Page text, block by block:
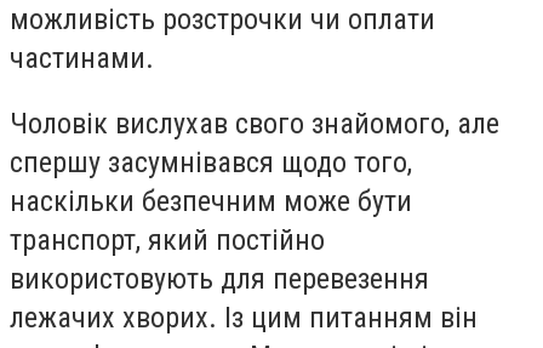
можливість розстрочки чи оплати
частинами.
Чоловік вислухав свого знайомого, але
спершу засумнівався щодо того,
наскільки безпечним може бути
транспорт, який постійно
використовують для перевезення
лежачих хворих. Із цим питанням він